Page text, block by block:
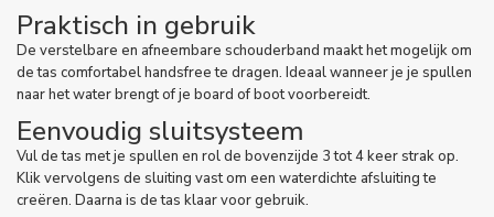
Praktisch in gebruik
De verstelbare en afneembare schouderband maakt het mogelijk om
de tas comfortabel handsfree te dragen. Ideaal wanneer je je spullen
naar het water brengt of je board of boot voorbereidt.
Eenvoudig sluitsysteem
Vul de tas met je spullen en rol de bovenzijde 3 tot 4 keer strak op.
Klik vervolgens de sluiting vast om een waterdichte afsluiting te
creëren. Daarna is de tas klaar voor gebruik.